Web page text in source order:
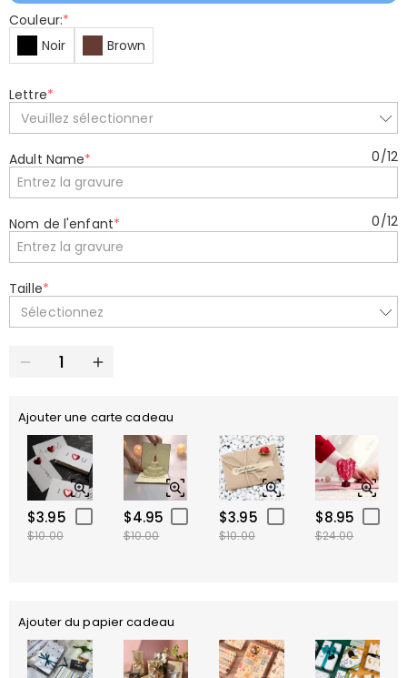
Couleur:*
Noir
Brown
Lettre*
Veuillez sélectionner
Adult Name* 0/12
Nom de l'enfant* 0/12
Taille*
Sélectionnez
Ajouter une carte cadeau
$3.95
$10.00
$4.95
$10.00
$3.95
$10.00
$8.95
$24.00
Ajouter du papier cadeau